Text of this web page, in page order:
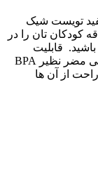
میل ماربل سفید تویست شیک
کودکان تان را در
قابلیت
استفاده مجدد دارند و فاقد هر گونه ماده شیمیایی مضر نظیر BPA
از آن ها